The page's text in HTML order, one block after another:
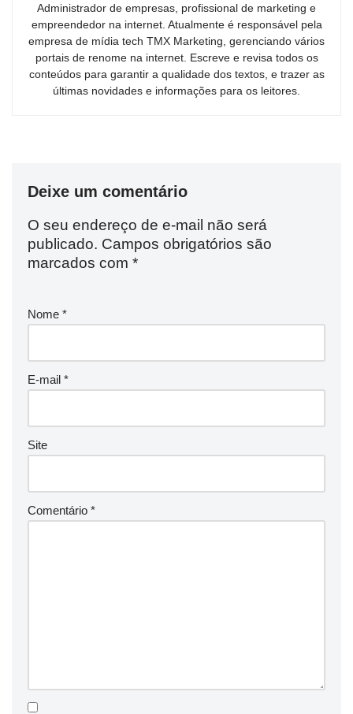
Administrador de empresas, profissional de marketing e
empreendedor na internet. Atualmente é responsável pela
empresa de mídia tech TMX Marketing, gerenciando vários
portais de renome na internet. Escreve e revisa todos os
conteúdos para garantir a qualidade dos textos, e trazer as
últimas novidades e informações para os leitores.
Deixe um comentário
O seu endereço de e-mail não será
publicado. Campos obrigatórios são
marcados com *
Nome *
E-mail *
Site
Comentário *